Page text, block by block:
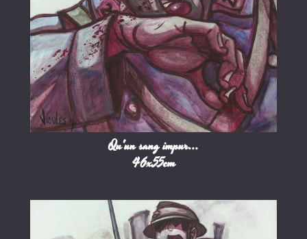
Qu'un sang impur...
46x55cm